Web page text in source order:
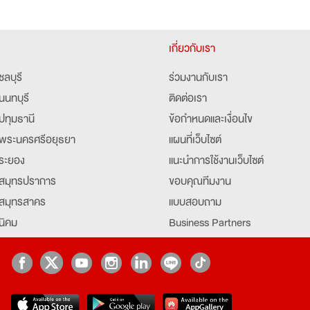
ลบุรี
นทบุรี
ทุมธานี
ระนครศรีอยุธยา
ยอง
มุทรปราการ
มุทรสาคร
คม
เกี่ยวกับเรา
ร่วมงานกับเรา
ติดต่อเรา
ข้อกำหนดและเงื่อนไข
แผนที่เว็บไซต์
แนะนำการใช้งานเว็บไซต์
ขอบคุณทีมงาน
แบบสอบถาม
Business Partners
Job Index
job